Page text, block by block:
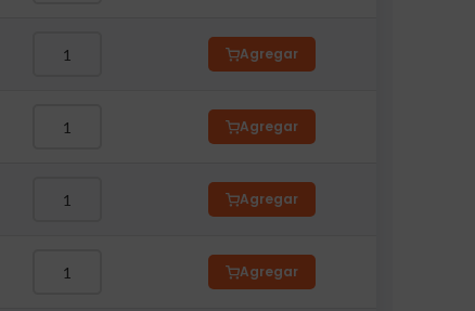
Agregar
Agregar
Agregar
Agregar